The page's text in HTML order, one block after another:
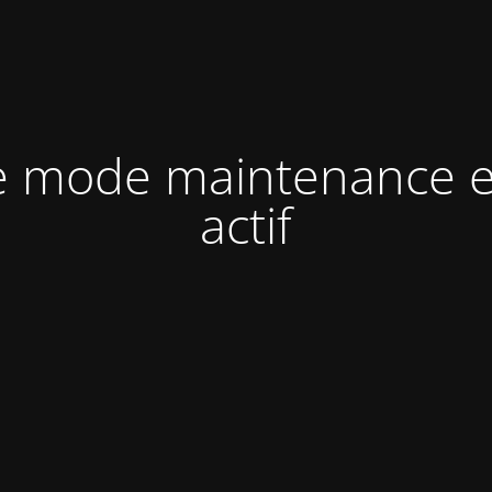
mode maintenance
actif